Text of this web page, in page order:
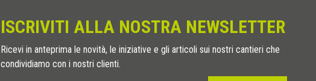
ISCRIVITI ALLA NOSTRA NEWSLETTER
Ricevi in anteprima le novità, le iniziative e gli articoli sui nostri cantieri che
condividiamo con i nostri clienti.